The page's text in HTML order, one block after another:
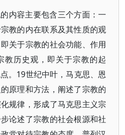
内容主要包含三个方面：一
教的内在联系及其性质的观
关于宗教的社会功能、作用
教历史观，即关于宗教的起
。19世纪中叶，马克思、恩
原理和方法，阐述了宗教的
规律，形成了马克思主义宗
论述了宗教的社会根源和社